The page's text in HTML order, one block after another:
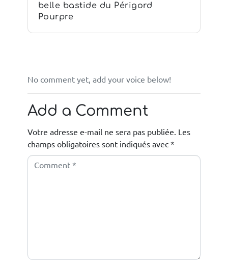
belle bastide du Périgord
Pourpre
No comment yet, add your voice below!
Add a Comment
Votre adresse e-mail ne sera pas publiée. Les
champs obligatoires sont indiqués avec *
C